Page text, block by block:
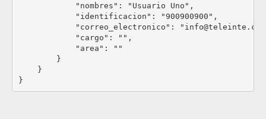
            "nombres": "Usuario Uno",
            "identificacion": "900900900",
"correo_electronico":
            "cargo": "",
            "area": ""
        }
    }
}